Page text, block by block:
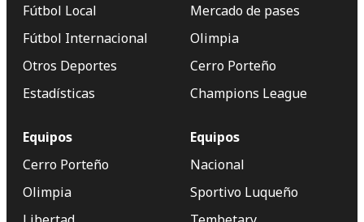
Fútbol Local
Fútbol Internacional
Otros Deportes
Estadísticas
Mercado de pases
Olimpia
Cerro Porteño
Champions League
Equipos
Cerro Porteño
Olimpia
Equipos
Nacional
Sportivo Luqueño